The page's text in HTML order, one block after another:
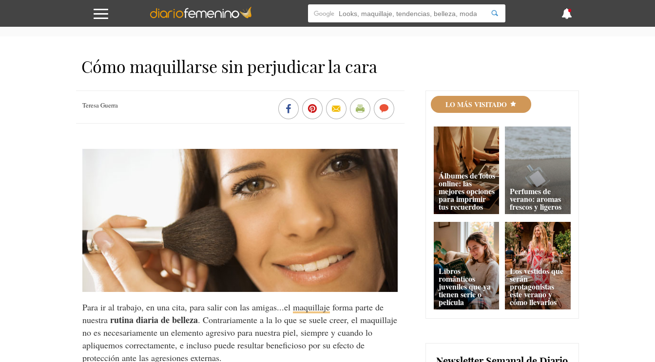
Cómo maquillarse sin perjudicar la cara
Teresa Guerra
Para ir al trabajo, en una cita, para salir con las amigas...elmaquillaje forma parte de
nuestrarutina diaria de belleza. Contrariamente a la lo que se suele creer, el maquillaje
no es necesariamente un elemento agresivo para nuestra piel, siempre y cuando lo
apliquemos correctamente, e incluso puede resultar beneficioso por su efecto de
protección ante las agresiones externas.
LO MÁS VISITADO
Álbumes de fotos
online: las
mejores opciones
para imprimir
tus recuerdos
Perfumes de
verano: aromas
frescos y ligeros
Libros
románticos
juveniles que ya
tienen serie o
película
Los vestidos que
serán
protagonistas
este verano y
cómo llevarlos